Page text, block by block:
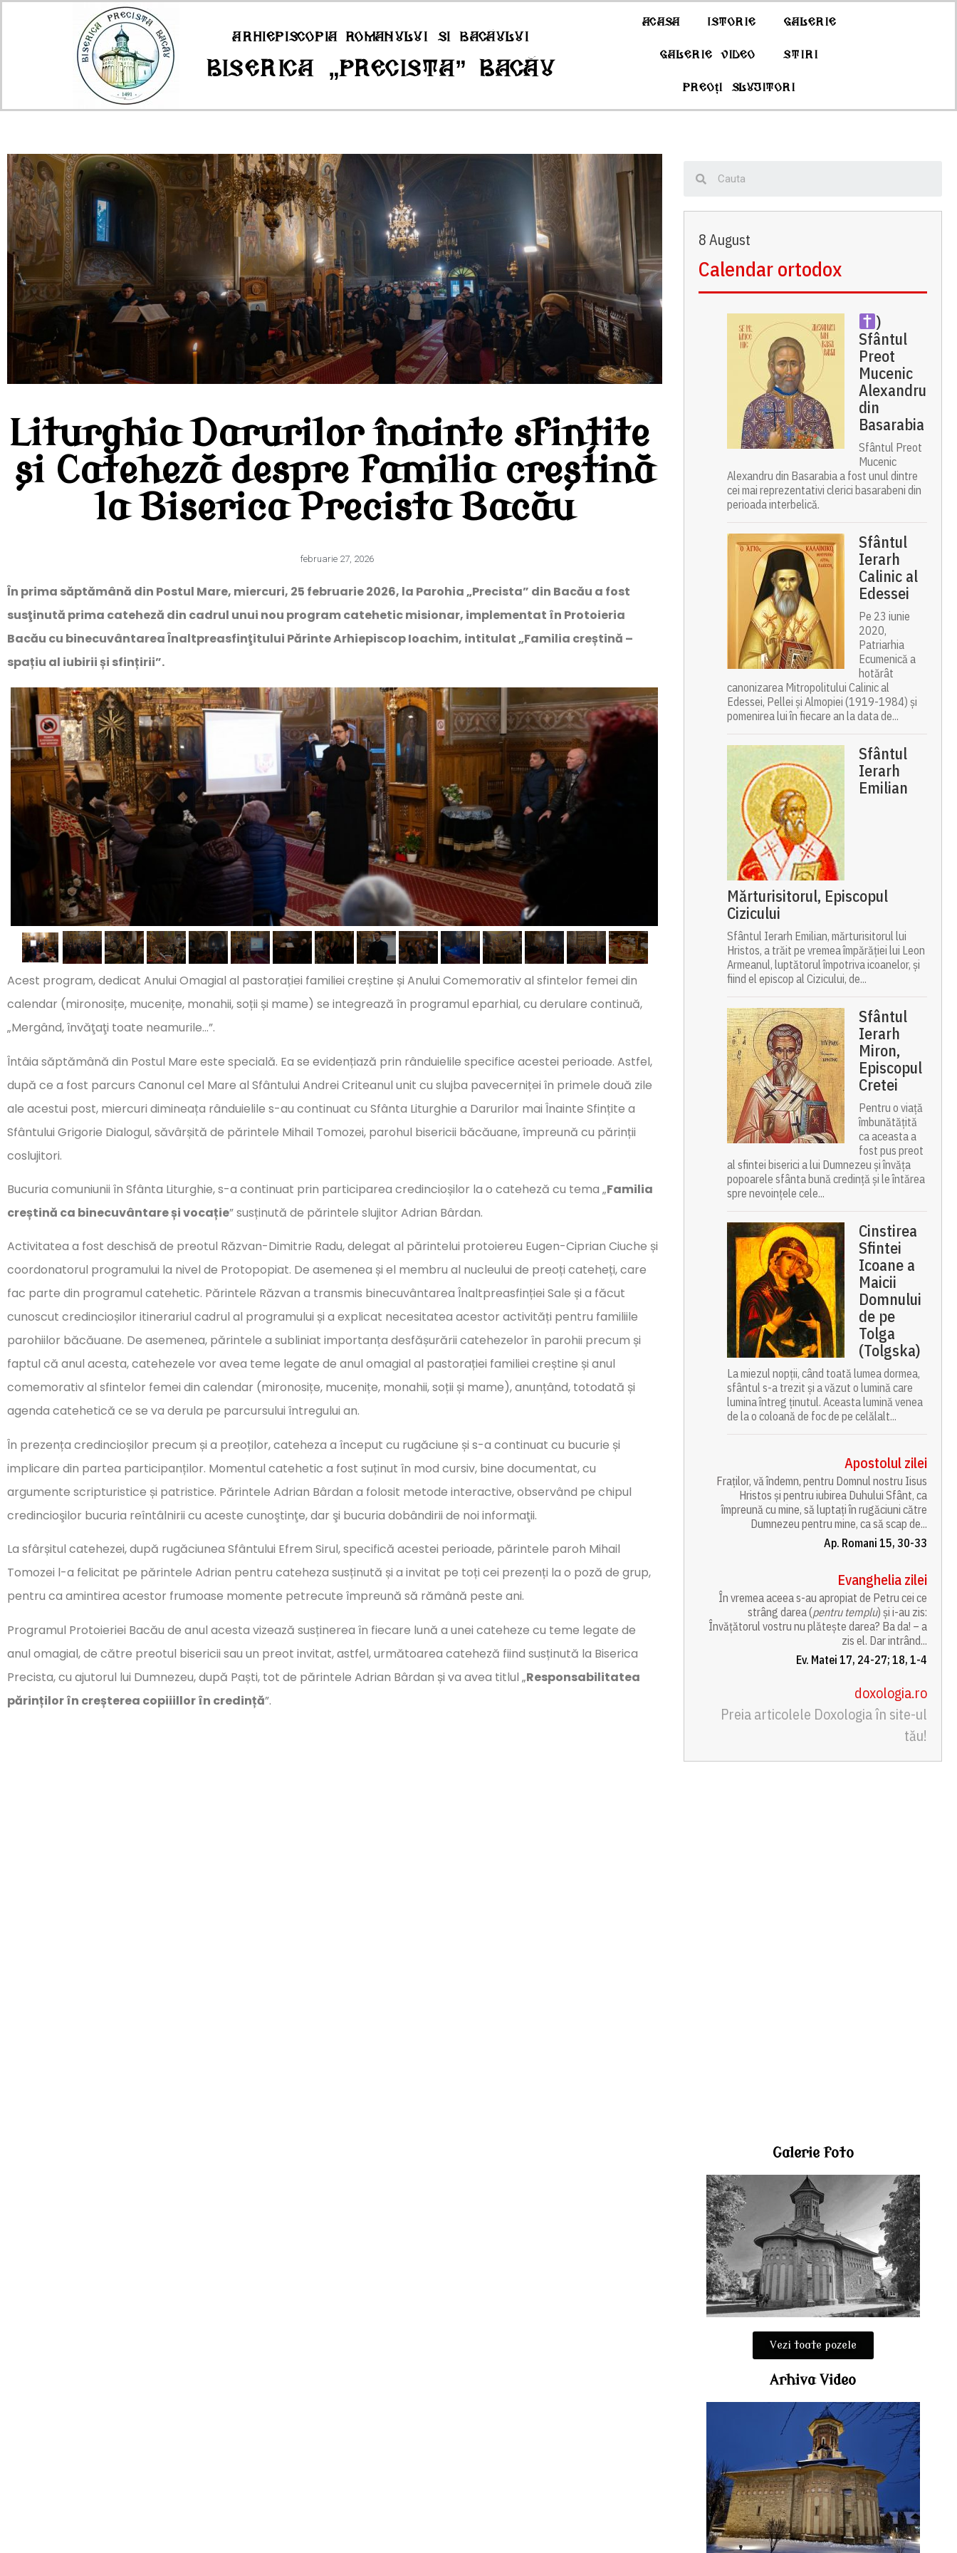
Arhiepiscopia Romanului si Bacăului
Biserica „Precista” Bacău
Acasa Istorie Galerie
Galerie Video Stiri
Preoți slujitori
Liturghia Darurilor înainte sfințite
și Cateheză despre familia creștină
la Biserica Precista Bacău
februarie 27, 2026
În prima săptămână din Postul Mare, miercuri, 25 februarie 2026, la Parohia „Precista” din Bacău a fost
susţinută prima cateheză din cadrul unui nou program catehetic misionar, implementat în Protoieria
Bacău cu binecuvântarea Înaltpreasfinţitului Părinte Arhiepiscop Ioachim, intitulat „Familia creștină –
spațiu al iubirii și sfințirii”.
Acest program, dedicat Anului Omagial al pastorației familiei creștine și Anului Comemorativ al sfintelor femei din
calendar (mironosițe, mucenițe, monahii, soții și mame) se integrează în programul eparhial, cu derulare continuă,
„Mergând, învăţaţi toate neamurile…”.
Întâia săptămână din Postul Mare este specială. Ea se evidențiază prin rânduielile specifice acestei perioade. Astfel,
după ce a fost parcurs Canonul cel Mare al Sfântului Andrei Criteanul unit cu slujba pavecerniței în primele două zile
ale acestui post, miercuri dimineața rânduielile s-au continuat cu Sfânta Liturghie a Darurilor mai Înainte Sfințite a
Sfântului Grigorie Dialogul, săvârșită de părintele Mihail Tomozei, parohul bisericii băcăuane, împreună cu părinții
coslujitori.
Bucuria comuniunii în Sfânta Liturghie, s-a continuat prin participarea credincioșilor la o cateheză cu tema „Familia
creștină ca binecuvântare și vocație” susținută de părintele slujitor Adrian Bârdan.
Activitatea a fost deschisă de preotul Răzvan-Dimitrie Radu, delegat al părintelui protoiereu Eugen-Ciprian Ciuche și
coordonatorul programului la nivel de Protopopiat. De asemenea și el membru al nucleului de preoți cateheți, care
fac parte din programul catehetic. Părintele Răzvan a transmis binecuvântarea Înaltpreasfinției Sale și a făcut
cunoscut credincioșilor itinerariul cadrul al programului și a explicat necesitatea acestor activități pentru familiile
parohiilor băcăuane. De asemenea, părintele a subliniat importanța desfășurării catehezelor în parohii precum și
faptul că anul acesta, catehezele vor avea teme legate de anul omagial al pastorației familiei creștine și anul
comemorativ al sfintelor femei din calendar (mironosițe, mucenițe, monahii, soții și mame), anunțând, totodată și
agenda catehetică ce se va derula pe parcursului întregului an.
În prezența credincioșilor precum și a preoților, cateheza a început cu rugăciune și s-a continuat cu bucurie și
implicare din partea participanților. Momentul catehetic a fost suținut în mod cursiv, bine documentat, cu
argumente scripturistice și patristice. Părintele Adrian Bârdan a folosit metode interactive, observând pe chipul
credincioşilor bucuria reîntâlnirii cu aceste cunoştinţe, dar şi bucuria dobândirii de noi informaţii.
La sfârșitul catehezei, după rugăciunea Sfântului Efrem Sirul, specifică acestei perioade, părintele paroh Mihail
Tomozei l-a felicitat pe părintele Adrian pentru cateheza susținută și a invitat pe toți cei prezenți la o poză de grup,
pentru ca amintirea acestor frumoase momente petrecute împreună să rămână peste ani.
Programul Protoieriei Bacău de anul acesta vizează susținerea în fiecare lună a unei cateheze cu teme legate de
anul omagial, de către preotul bisericii sau un preot invitat, astfel, următoarea cateheză fiind susținută la Biserica
Precista, cu ajutorul lui Dumnezeu, după Paști, tot de părintele Adrian Bârdan și va avea titlul „Responsabilitatea
părinților în creșterea copiiillor în credință”.
8 August
Calendar ortodox
)
Sfântul
Preot
Mucenic
Alexandru
din
Basarabia
Sfântul Preot
Mucenic
Alexandru din Basarabia a fost unul dintre
cei mai reprezentativi clerici basarabeni din
perioada interbelică.
Sfântul
Ierarh
Calinic al
Edessei
Pe 23 iunie
2020,
Patriarhia
Ecumenică a
hotărât
canonizarea Mitropolitului Calinic al
Edessei, Pellei și Almopiei (1919-1984) și
pomenirea lui în fiecare an la data de...
Sfântul
Ierarh
Emilian
Mărturisitorul, Episcopul
Cizicului
Sfântul Ierarh Emilian, mărturisitorul lui
Hristos, a trăit pe vremea împărăției lui Leon
Armeanul, luptătorul împotriva icoanelor, și
fiind el episcop al Cizicului, de...
Sfântul
Ierarh
Miron,
Episcopul
Cretei
Pentru o viață
îmbunătățită
ca aceasta a
fost pus preot
al sfintei biserici a lui Dumnezeu și învăța
popoarele sfânta bună credință și le întărea
spre nevoințele cele...
Cinstirea
Sfintei
Icoane a
Maicii
Domnului
de pe
Tolga
(Tolgska)
La miezul nopții, când toată lumea dormea,
sfântul s-a trezit și a văzut o lumină care
lumina întreg ținutul. Aceasta lumină venea
de la o coloană de foc de pe celălalt...
Apostolul zilei
Fraților, vă îndemn, pentru Domnul nostru Iisus
Hristos și pentru iubirea Duhului Sfânt, ca
împreună cu mine, să luptați în rugăciuni către
Dumnezeu pentru mine, ca să scap de...
Ap. Romani 15, 30-33
Evanghelia zilei
În vremea aceea s-au apropiat de Petru cei ce
strâng darea (pentru templu) și i-au zis:
Învățătorul vostru nu plătește darea? Ba da! – a
zis el. Dar intrând...
Ev. Matei 17, 24-27; 18, 1-4
doxologia.ro
Preia articolele Doxologia în site-ul
tău!
Galerie foto
Vezi toate pozele
Arhiva Video